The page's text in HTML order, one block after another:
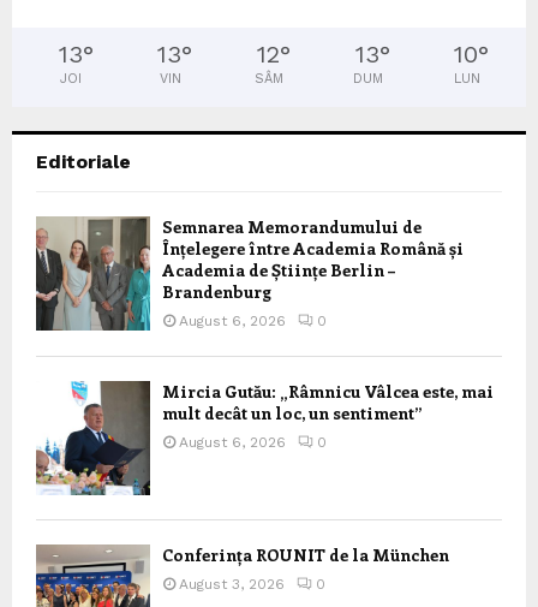
13°
JOI
13°
VIN
12°
SÂM
13°
DUM
10°
LUN
Editoriale
Semnarea Memorandumului de
Înțelegere între Academia Română și
Academia de Științe Berlin –
Brandenburg
August 6, 2026 0
Mircia Gutău: „Râmnicu Vâlcea este, mai
mult decât un loc, un sentiment”
August 6, 2026 0
Conferința ROUNIT de la München
August 3, 2026 0